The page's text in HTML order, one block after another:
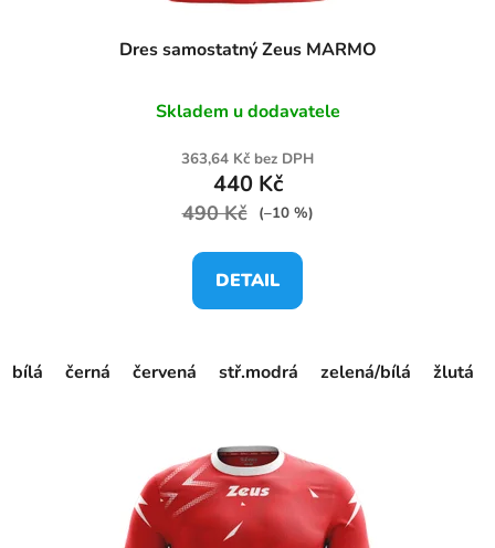
Dres samostatný Zeus MARMO
Skladem u dodavatele
363,64 Kč bez DPH
440 Kč
490 Kč (–10 %)
DETAIL
bílá černá červená stř.modrá zelená/bílá žlutá